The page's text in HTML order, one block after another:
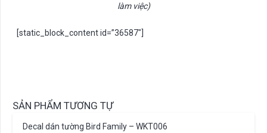
làm việc)
[static_block_content id=”36587″]
SẢN PHẨM TƯƠNG TỰ
Decal dán tường Bird Family – WKT006